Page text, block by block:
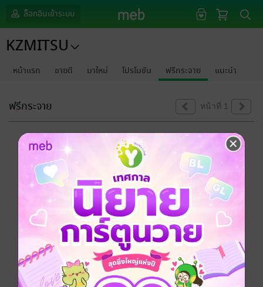
ล็อกอินเข้าระบบ
KZMITSU
หน้าแรก ขายดี มาใหม่ โปรโมชัน ฟรีกระจาย แนะนำ
ฟรีกระจาย หน้าที่ 1
ขออภัยด้วยนะคะ
ไม่พบข้อมูลในหัวข้อที่คุณกำลังชมค่ะ